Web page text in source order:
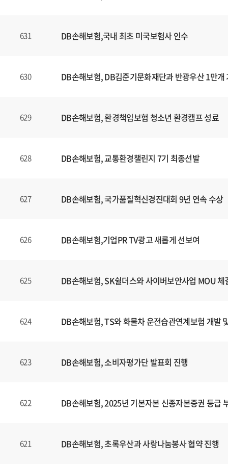
631 DB손해보험,국내 최초 미국보험사 인수
630 DB손해보험, DB김준기문화재단과 반광우산 1만개
629 DB손해보험, 환경책임보험 청소년 환경캠프 성료
628 DB손해보험, 교통환경챌린지 7기 최종선발
627 DB손해보험, 국가품질혁신경진대회 9년 연속 수상
626 DB손해보험,기업PR TV광고 새롭게 선보여
625 DB손해보험, SK쉴더스와 사이버보안사업 MOU 체
624 DB손해보험, TS와 화물차 운전습관연계보험 개발
623 DB손해보험, 소비자평가단 발표회 진행
622 DB손해보험, 2025년 기본자본 신종자본증권 등급
621 DB손해보험, 초록우산과 사랑나눔봉사 협약 진행